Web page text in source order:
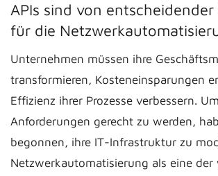
APIs sind von
für die
Unternehmen müssen ihre
transformieren, Kosteneinsparungen
Effizienz ihrer Prozesse verbessern.
Anforderungen gerecht zu werden,
begonnen, ihre IT-Infrastruktur zu
Netzwerkautomatisierung als eine der